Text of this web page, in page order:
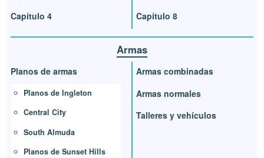
Capítulo 4
Capítulo 8
Armas
Planos de armas
Planos de Ingleton
Central City
South Almuda
Planos de Sunset Hills
Armas combinadas
Armas normales
Talleres y vehículos